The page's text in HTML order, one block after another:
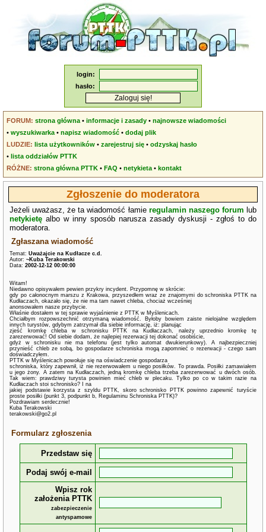
login:
hasło:
FORUM: strona główna •informacje i zasady •najnowsze wiadomości
•wyszukiwarka •napisz wiadomość •dodaj plik
LUDZIE: lista użytkowników •zarejestruj się •odzyskaj hasło
•lista oddziałów PTTK
RÓŻNE: strona główna PTTK •FAQ •netykieta •kontakt
Zgłoszenie do moderatora
Jeżeli uważasz, że ta wiadomość łamie regulamin naszego forum lub
netykietę albo w inny sposób narusza zasady dyskusji - zgłoś to do
moderatora.
Zgłaszana wiadomość
Temat:Uważajcie na Kudłacze c.d.
Autor:~Kuba Terakowski
Data:2002-12-12 00:00:00
Witam!
Niedawno opisywałem pewien przykry incydent. Przypomnę w skrócie:
gdy po całonocnym marszu z Krakowa, przyszedłem wraz ze znajomymi do schroniska PTTK na
Kudłaczach, okazało się, że nie ma tam nawet chleba, chociaż wcześniej
anonsowałem nasze przybycie.
Właśnie dostałem w tej sprawie wyjaśnienie z PTTK w Myślenicach.
Chciałbym rozpowszechnić otrzymaną wiadomość. Byłoby bowiem zaiste nielojalne względem
innych turystów, gdybym zatrzymał dla siebie informację, iż: planując
zjeść kromkę chleba w schronisku PTTK na Kudłaczach, należy uprzednio kromkę tę
zarezerwować! Od siebie dodam, że najlepiej rezerwacji tej dokonać osobiście,
gdyż w schronisku nie ma telefonu (jest tylko automat dwukierunkowy). A najbezpieczniej
przynieść chleb ze sobą, bo gospodarze schroniska mogą zapomnieć o rezerwacji - czego sam
doświadczyłem.
PTTK w Myślenicach powołuje się na oświadczenie gospodarza
schroniska, który zapewnił, iż nie rezerwowałem u niego posiłków. To prawda. Posiłki zamawiałem
u jego żony. A zatem na Kudłaczach, jedną kromkę chleba trzeba zarezerwować u dwóch osób.
Tak wiem: prawdziwy turysta powinien mieć chleb w plecaku. Tylko po co w takim razie na
Kudłaczach stoi schronisko? I na
jakiej podstawie korzysta z szyldu PTTK, skoro schronisko PTTK powinno zapewnić turyście
proste posiłki (punkt 3, podpunkt b, Regulaminu Schroniska PTTK)?
Pozdrawiam serdecznie!
Kuba Terakowski
terakowski@go2.pl
Formularz zgłoszenia
Przedstaw się
Podaj swój e-mail
Wpisz rok
założenia PTTK
zabezpieczenie
antyspamowe